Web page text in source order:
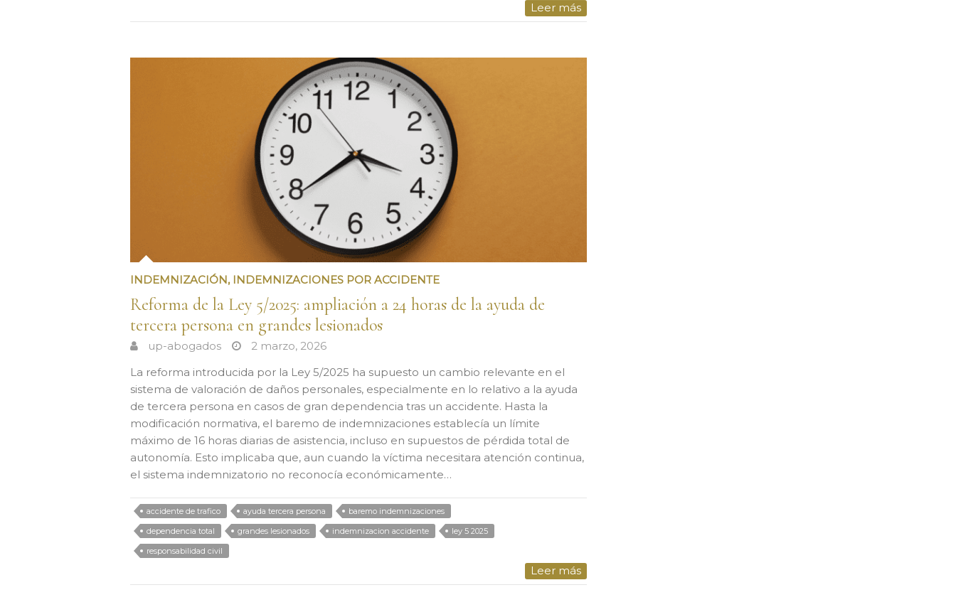
Leer más
INDEMNIZACIÓN, INDEMNIZACIONES POR ACCIDENTE
Reforma de la Ley 5/2025: ampliación a 24 horas de la ayuda de
tercera persona en grandes lesionados
up-abogados
2 marzo, 2026
La reforma introducida por la Ley 5/2025 ha supuesto un cambio relevante en el
sistema de valoración de daños personales, especialmente en lo relativo a la ayuda
de tercera persona en casos de gran dependencia tras un accidente. Hasta la
modificación normativa, el baremo de indemnizaciones establecía un límite
máximo de 16 horas diarias de asistencia, incluso en supuestos de pérdida total de
autonomía. Esto implicaba que, aun cuando la víctima necesitara atención continua,
el sistema indemnizatorio no reconocía económicamente…
accidente de trafico ayuda tercera persona
baremo indemnizaciones
dependencia total
grandes lesionados indemnizacion accidente
ley 5 2025
responsabilidad civil
Leer más